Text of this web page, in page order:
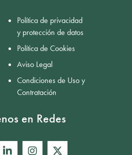
Política de privacidad
y protección de datos
Política de Cookies
Aviso Legal
Condiciones de Uso y
Contratación
en Redes